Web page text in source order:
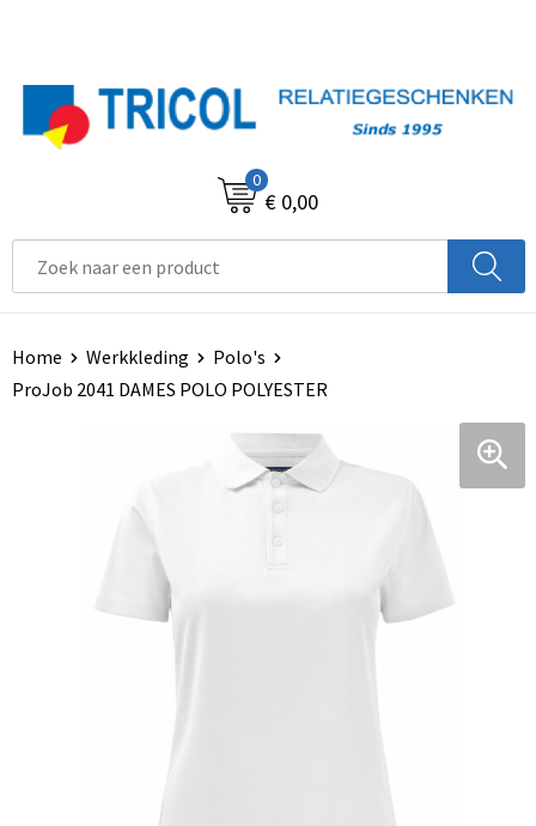
0
€ 0,00
Home Werkkleding
Polo's
ProJob 2041 DAMES POLO POLYESTER